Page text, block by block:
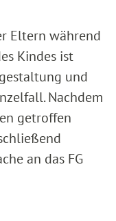
Eltern während
Kindes ist
und
Nachdem
getroffen
an das FG